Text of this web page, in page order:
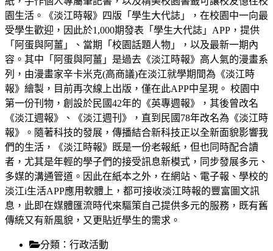
園生活。《淡江時報》四版「學生大代誌」，在校園中一向最
受學生歡迎，因此於1,000期發表「學生大代誌」APP，提供
「阿蛋與阿薑」、當期「校園話題人物」，以及最新一期內
容。其中「阿蛋與阿薑」是過去《淡江時報》高人氣的漫畫系
列，由漫畫家辛卡米克(高商議)在淡江就學期間為《淡江時
報》繪製，目前再次線上出版，僅在此APP中呈現。 校園中
第一份刊物，創設於民國42年的《英專週報》，其後曾改名
《淡江週報》、《淡江週刊》，直到民國78年改名為《淡江時
報》。隨著科技的發展，傳播結合新科技正以全新面貌影響我
們的生活，《淡江時報》既是一份老報紙，但也同時配合讀
者，尤其是年輕的學子們的接受訊息新模式，同步發展多元、
多媒的溝通管道。因此在紙本之外，在網站、電子報、學校的
淡江i生活APP應用軟體上，都可接收淡江時報的豐富圖文訊
息，此即在媒體匯流時代來驅策自己提供多元的服務，既有舊
傳統又有新風貌，又更貼近學生的需求。
分類： 行政活動